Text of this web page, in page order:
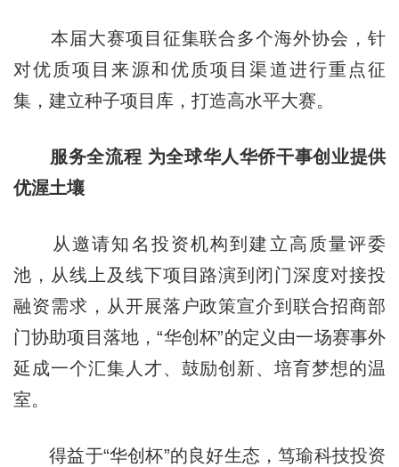
本届大赛项目征集联合多个海外协会，针
对优质项目来源和优质项目渠道进行重点征
集，建立种子项目库，打造高水平大赛。
服务全流程 为全球华人华侨干事创业提供
优渥土壤
从邀请知名投资机构到建立高质量评委
池，从线上及线下项目路演到闭门深度对接投
融资需求，从开展落户政策宣介到联合招商部
门协助项目落地，“华创杯”的定义由一场赛事外
延成一个汇集人才、鼓励创新、培育梦想的温
室。
得益于“华创杯”的良好生态，笃瑜科技投资